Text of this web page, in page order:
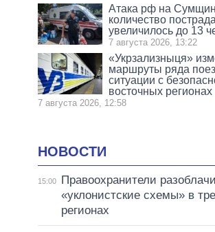
Атака рф на
количество
увеличилось до 13
7 августа 2026, 13:22
«Укрзализныця»
маршруты ряда
ситуации с
восточных регионах
7 августа 2026, 12:58
НОВОСТИ
15:00
Правоохранители
«уклонистские схемы» в
регионах